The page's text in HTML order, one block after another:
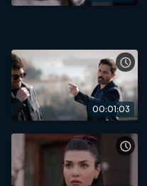
00:01:03